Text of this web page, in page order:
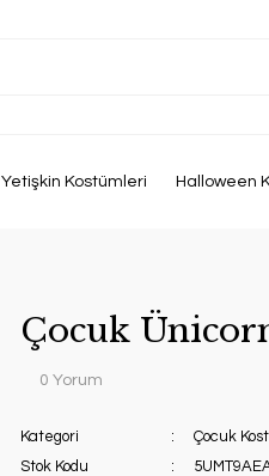
Yetişkin Kostümleri Halloween
Çocuk
0 Yorum
Kategori
Çocuk
Stok Kodu